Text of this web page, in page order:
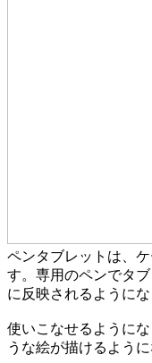
ペンタブレットは、
す。専用のペンでタ
に反映されるようにな
使いこなせるように
うな絵が描けるよう